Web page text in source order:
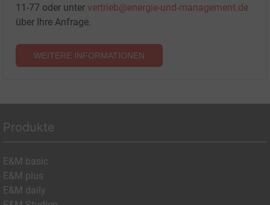
11-77 oder unter vertrieb@energie-und-management.de
über Ihre Anfrage.
WEITERE INFORMATIONEN
Produkte
E&M basic
E&M plus
E&M daily